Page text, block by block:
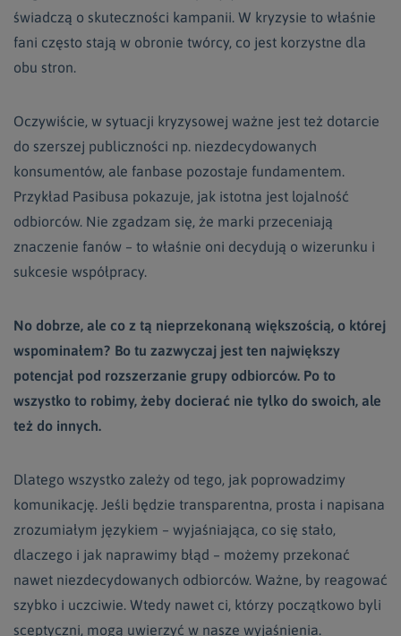
świadczą o skuteczności kampanii. W kryzysie to właśnie
fani często stają w obronie twórcy, co jest korzystne dla
obu stron.
Oczywiście, w sytuacji kryzysowej ważne jest też dotarcie
do szerszej publiczności np. niezdecydowanych
konsumentów, ale fanbase pozostaje fundamentem.
Przykład Pasibusa pokazuje, jak istotna jest lojalność
odbiorców. Nie zgadzam się, że marki przeceniają
znaczenie fanów – to właśnie oni decydują o wizerunku i
sukcesie współpracy.
No dobrze, ale co z tą nieprzekonaną większością, o której
wspominałem? Bo tu zazwyczaj jest ten największy
potencjał pod rozszerzanie grupy odbiorców. Po to
wszystko to robimy, żeby docierać nie tylko do swoich, ale
też do innych.
Dlatego wszystko zależy od tego, jak poprowadzimy
komunikację. Jeśli będzie transparentna, prosta i napisana
zrozumiałym językiem – wyjaśniająca, co się stało,
dlaczego i jak naprawimy błąd – możemy przekonać
nawet niezdecydowanych odbiorców. Ważne, by reagować
szybko i uczciwie. Wtedy nawet ci, którzy początkowo byli
sceptyczni, mogą uwierzyć w nasze wyjaśnienia.